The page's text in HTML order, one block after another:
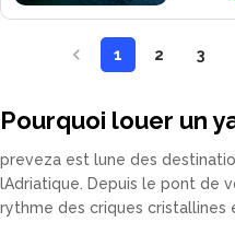
1 2 3
Pourquoi louer un
preveza est lune des
lAdriatique. Depuis le pont de
rythme des criques cristallines